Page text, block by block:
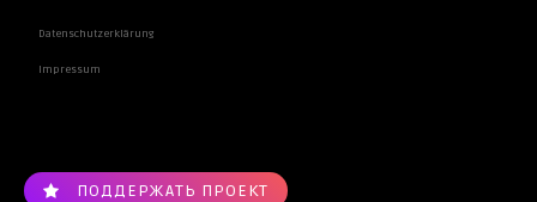
Datenschutzerklärung
Impressum
ПОДДЕРЖАТЬ ПРОЕКТ